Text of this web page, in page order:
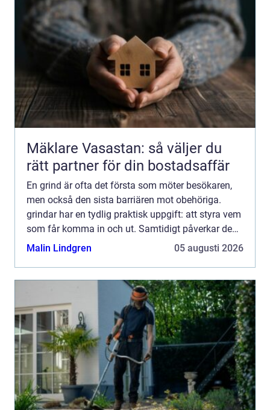
Mäklare Vasastan: så väljer du
rätt partner för din bostadsaffär
En grind är ofta det första som möter besökaren,
men också den sista barriären mot obehöriga.
grindar har en tydlig praktisk uppgift: att styra vem
som får komma in och ut. Samtidigt påverkar de
helhetsintrycket av en fastighet, både visuellt och
Malin Lindgren 05 augusti 2026